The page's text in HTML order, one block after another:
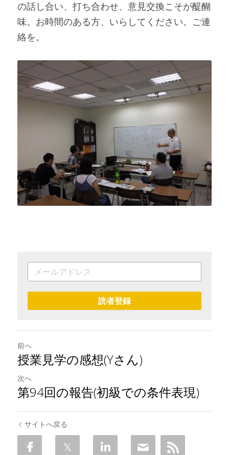
の話し合い、打ち合わせ、意見交換こそが醍醐
味。お時間のある方、いらしてください。ご連
絡を。
読者登録
前へ
授業見学の感想(Yさん)
次へ
第94回の報告(初級での条件表現)
サイトへ戻る